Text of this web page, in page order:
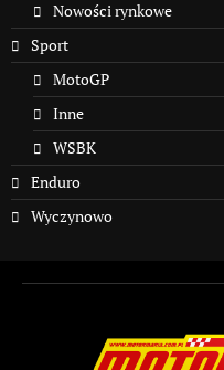
Nowości rynkowe
Sport
MotoGP
Inne
WSBK
Enduro
Wyczynowo